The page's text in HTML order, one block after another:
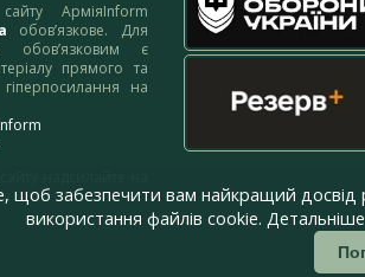
АрміяInform
обов’язкове. Для
обов’язковим є
прямого та
на
щоб забезпечити вам найкращий
використання файлів cookie.